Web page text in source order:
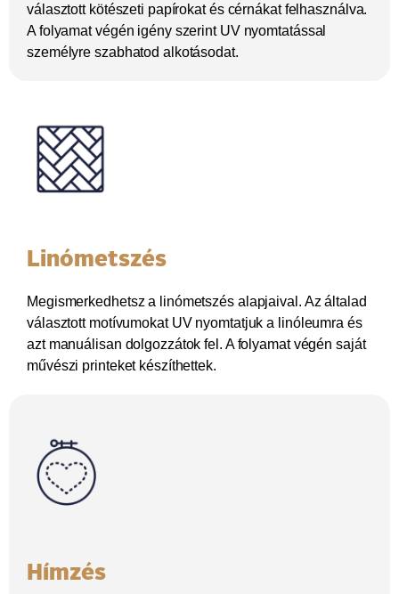
választott kötészeti papírokat és cérnákat felhasználva.
A folyamat végén igény szerint UV nyomtatással
személyre szabhatod alkotásodat.
Linómetszés
Megismerkedhetsz a linómetszés alapjaival. Az általad
választott motívumokat UV nyomtatjuk a linóleumra és
azt manuálisan dolgozzátok fel. A folyamat végén saját
művészi printeket készíthettek.
Hímzés